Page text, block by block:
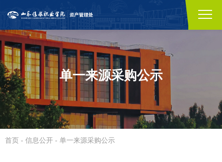
单一来源采购公示
首页 - 信息公开 - 单一来源采购公示